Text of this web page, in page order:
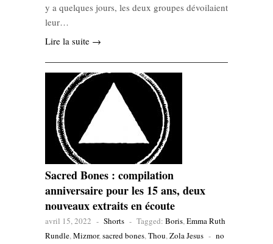
y a quelques jours, les deux groupes dévoilaient
leur…
Lire la suite →
Sacred Bones : compilation
anniversaire pour les 15 ans, deux
nouveaux extraits en écoute
avril 15, 2022 - Shorts - Tagged: Boris,Emma Ruth
Rundle,Mizmor,sacred bones,Thou,Zola Jesus - no